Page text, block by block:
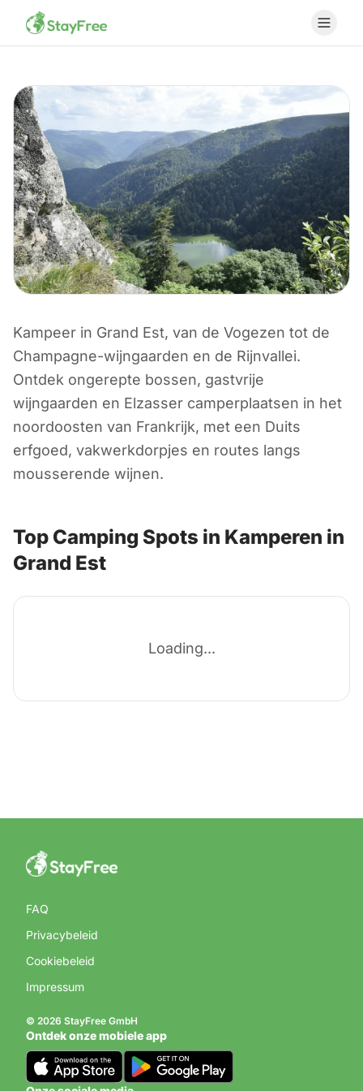
KAMPEREN IN FRANKRIJK
Kamperen in Grand
Est
Frankrijk
Kampeer in Grand Est, van de Vogezen tot de
Champagne-wijngaarden en de Rijnvallei.
Ontdek ongerepte bossen, gastvrije
wijngaarden en Elzasser camperplaatsen in het
noordoosten van Frankrijk, met een Duits
erfgoed, vakwerkdorpjes en routes langs
mousserende wijnen.
Top Camping Spots in Kamperen in
Grand Est
Loading...
FAQ
Privacybeleid
Cookiebeleid
Impressum
© 2026 StayFree GmbH
Ontdek onze mobiele app